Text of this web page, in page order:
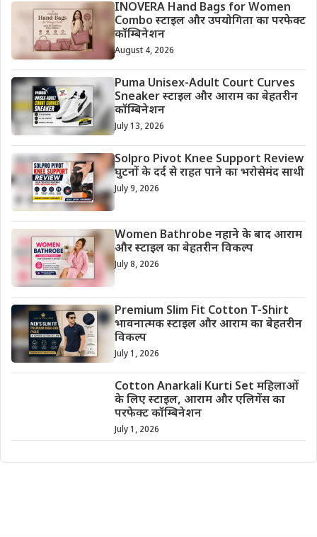
INOVERA Hand Bags for Women
Combo स्टाइल और उपयोगिता का परफेक्ट
कॉम्बिनेशन
August 4, 2026
Puma Unisex-Adult Court Curves
Sneaker स्टाइल और आराम का बेहतरीन
कॉम्बिनेशन
July 13, 2026
Solpro Pivot Knee Support Review
घुटनों के दर्द से राहत पाने का भरोसेमंद साथी
July 9, 2026
Women Bathrobe नहाने के बाद आराम
और स्टाइल का बेहतरीन विकल्प
July 8, 2026
Premium Slim Fit Cotton T-Shirt
भावनात्मक स्टाइल और आराम का बेहतरीन
विकल्प
July 1, 2026
Cotton Anarkali Kurti Set महिलाओं
के लिए स्टाइल, आराम और एलिगेंस का
परफेक्ट कॉम्बिनेशन
July 1, 2026